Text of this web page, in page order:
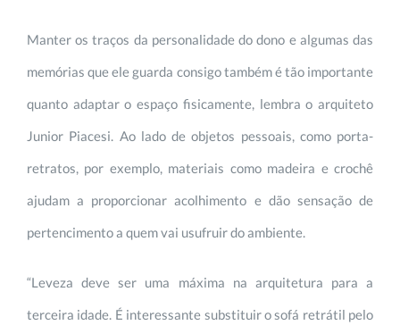
Manter os traços da personalidade do dono e algumas das
memórias que ele guarda consigo também é tão importante
quanto adaptar o espaço fisicamente, lembra o arquiteto
Junior Piacesi. Ao lado de objetos pessoais, como porta-
retratos, por exemplo, materiais como madeira e crochê
ajudam a proporcionar acolhimento e dão sensação de
pertencimento a quem vai usufruir do ambiente.
“Leveza deve ser uma máxima na arquitetura para a
terceira idade. É interessante substituir o sofá retrátil pelo